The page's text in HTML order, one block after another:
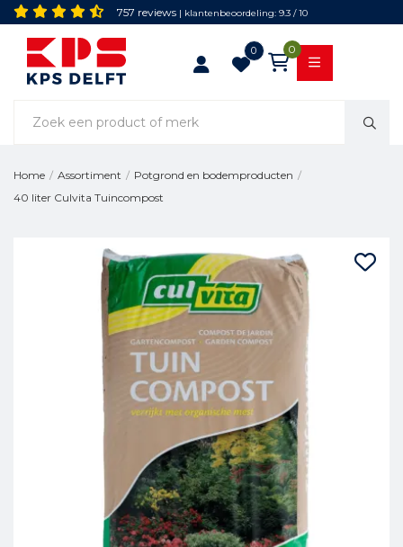
757 reviews | klantenbeoordeling: 9.3 / 10
0 0
Home / Assortiment / Potgrond en bodemproducten /
40 liter Culvita Tuincompost